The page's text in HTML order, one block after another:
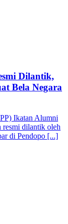
Dilantik,
Bela Negara
Ikatan Alumni
dilantik oleh
di Pendopo [...]